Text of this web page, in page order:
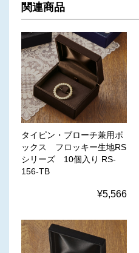
関連商品
タイピン・ブローチ兼用ボ
ックス フロッキー生地RS
シリーズ 10個入り RS-
156-TB
¥5,566